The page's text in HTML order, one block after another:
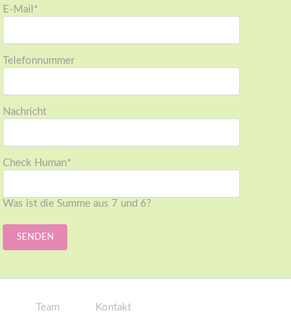
Pflichtfeld
E-Mail *
Telefonnummer
Nachricht
Pflichtfeld
Check Human*
Was ist die Summe aus 7 und 6?
SENDEN
Team Kontakt